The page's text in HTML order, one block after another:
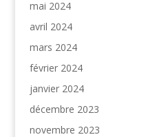
mai 2024
avril 2024
mars 2024
février 2024
janvier 2024
décembre 2023
novembre 2023